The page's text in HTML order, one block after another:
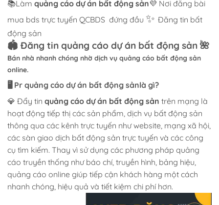
📚Làm quảng cáo dự án bất động sản💜 Nơi đăng bài
mua bds trực tuyến QCBDS đứng đầu ✨ Đăng tin bất
động sản
🏟️ Đăng tin quảng cáo dự án bất động sản 🌺
Bán nhà nhanh chóng nhờ dịch vụ quảng cáo bất động sản
online.
🖥️ Pr quảng cáo dự án bất động sảnlà gì?
💎 Đẩy tin quảng cáo dự án bất động sản trên mạng là
hoạt động tiếp thị các sản phẩm, dịch vụ bất động sản
thông qua các kênh trực tuyến như website, mạng xã hội,
các sàn giao dịch bất động sản trực tuyến và các công
cụ tìm kiếm. Thay vì sử dụng các phương pháp quảng
cáo truyền thống như báo chí, truyền hình, bảng hiệu,
quảng cáo online giúp tiếp cận khách hàng một cách
nhanh chóng, hiệu quả và tiết kiệm chi phí hơn.